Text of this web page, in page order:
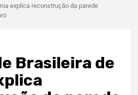
explica reconstrução da parede
Brasileira de